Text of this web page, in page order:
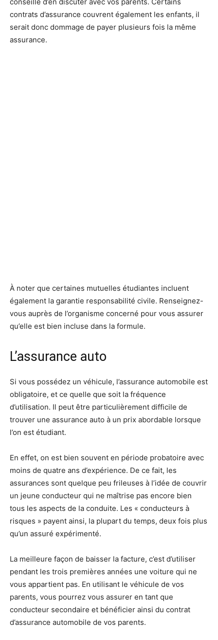
contrats d’assurance couvrent également les enfants, il
serait donc dommage de payer plusieurs fois la même
assurance.
À noter que certaines mutuelles étudiantes incluent
également la garantie responsabilité civile. Renseignez-
vous auprès de l’organisme concerné pour vous assurer
qu’elle est bien incluse dans la formule.
​L’assurance auto
Si vous possédez un véhicule, l’assurance automobile est
obligatoire, et ce quelle que soit la fréquence
d’utilisation. Il peut être particulièrement difficile de
trouver une assurance auto à un prix abordable lorsque
l’on est étudiant.
En effet, on est bien souvent en période probatoire avec
moins de quatre ans d’expérience. De ce fait, les
assurances sont quelque peu frileuses à l’idée de couvrir
un jeune conducteur qui ne maîtrise pas encore bien
tous les aspects de la conduite. Les « conducteurs à
risques » payent ainsi, la plupart du temps, deux fois plus
qu’un assuré expérimenté.
La meilleure façon de baisser la facture, c’est d’utiliser
pendant les trois premières années une voiture qui ne
vous appartient pas. En utilisant le véhicule de vos
parents, vous pourrez vous assurer en tant que
conducteur secondaire et bénéficier ainsi du contrat
d’assurance automobile de vos parents.